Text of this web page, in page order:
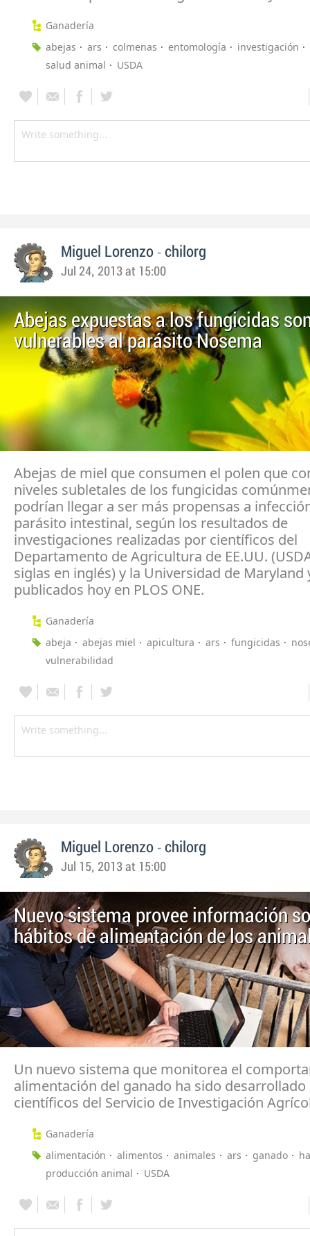
Ganadería
abejas
ars colmenas entomología
investigación
salud animal
USDA
Miguel Lorenzo - chilorg
Jul 24, 2013 at 15:00
Abejas expuestas a los fungicidas
vulnerables al parásito Nosema
Abejas de miel que consumen el polen que
niveles subletales de los fungicidas
podrían llegar a ser más propensas a
parásito intestinal, según los resultados de
investigaciones realizadas por científicos del
Departamento de Agricultura de EE.UU.
siglas en inglés) y la Universidad de Maryland
publicados hoy en PLOS ONE.
Ganadería
abeja
abejas miel apicultura ars fungicidas
vulnerabilidad
Miguel Lorenzo - chilorg
Jul 15, 2013 at 15:00
Nuevo sistema provee información
hábitos de alimentación de los
Un nuevo sistema que monitorea el
alimentación del ganado ha sido
científicos del Servicio de Investigación
Ganadería
alimentación
alimentos animales ars ganado
producción animal
USDA